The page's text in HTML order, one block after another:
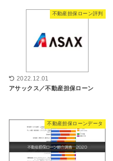
不動産担保ローン評判
2022.12.01
アサックス／不動産担保ローン
不動産担保ローンデータ